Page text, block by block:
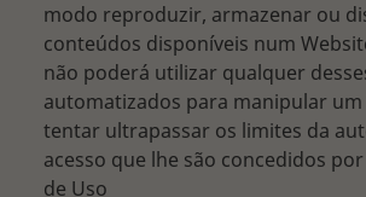
modo reproduzir, armazenar ou
conteúdos disponíveis num
não poderá utilizar qualquer
automatizados para manipular um
tentar ultrapassar os limites da
acesso que lhe são concedidos
de Uso